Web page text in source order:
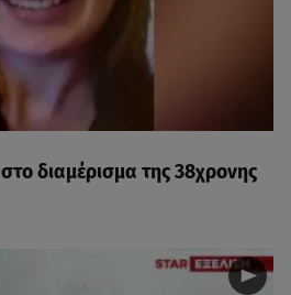
διαμέρισμα της 38χρονης